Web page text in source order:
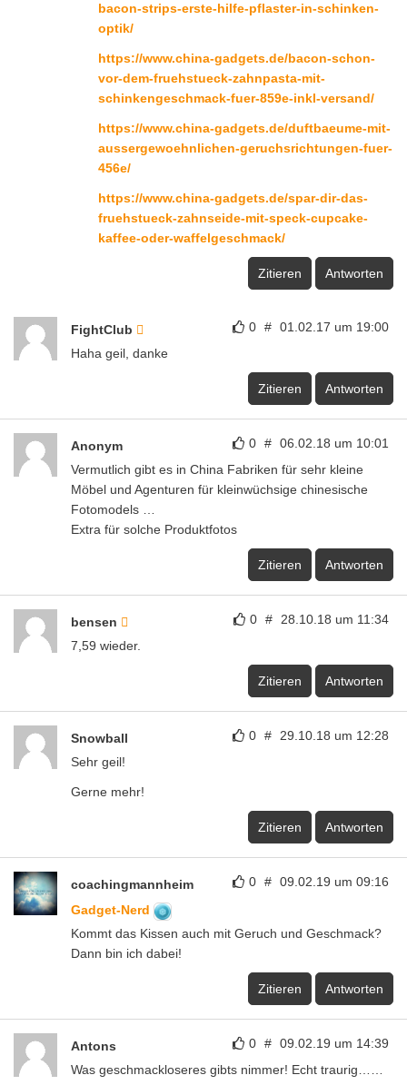
bacon-strips-erste-hilfe-pflaster-in-schinken-
optik/
https://www.china-gadgets.de/bacon-schon-
vor-dem-fruehstueck-zahnpasta-mit-
schinkengeschmack-fuer-859e-inkl-versand/
https://www.china-gadgets.de/duftbaeume-mit-
aussergewoehnlichen-geruchsrichtungen-fuer-
456e/
https://www.china-gadgets.de/spar-dir-das-
fruehstueck-zahnseide-mit-speck-cupcake-
kaffee-oder-waffelgeschmack/
Zitieren Antworten
0 # 01.02.17 um 19:00
FightClub
Haha geil, danke
Zitieren Antworten
0 # 06.02.18 um 10:01
Anonym
Vermutlich gibt es in China Fabriken für sehr kleine
Möbel und Agenturen für kleinwüchsige chinesische
Fotomodels …
Extra für solche Produktfotos
Zitieren Antworten
0 # 28.10.18 um 11:34
bensen
7,59 wieder.
Zitieren Antworten
0 # 29.10.18 um 12:28
Snowball
Sehr geil!
Gerne mehr!
Zitieren Antworten
0 # 09.02.19 um 09:16
coachingmannheim
Gadget-Nerd
Kommt das Kissen auch mit Geruch und Geschmack?
Dann bin ich dabei!
Zitieren Antworten
0 # 09.02.19 um 14:39
Antons
Was geschmackloseres gibts nimmer! Echt traurig……